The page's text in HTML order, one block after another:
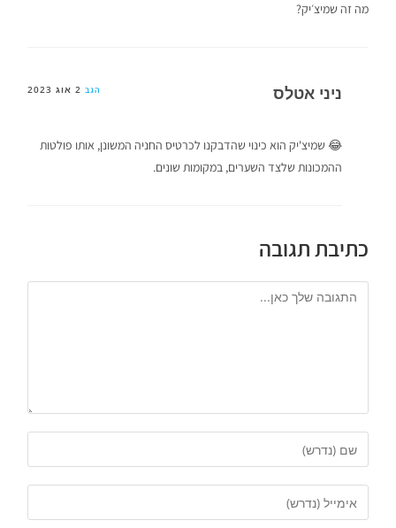
מה זה שמיצ׳יק?
ניני אטלס הגב 2 אוג 2023
😂 שמיצ'יק הוא כינוי שהדבקנו לכרטיס החניה המשונן, אותו פולטות
ההמכונות שלצד השערים, במקומות שונים.
כתיבת תגובה